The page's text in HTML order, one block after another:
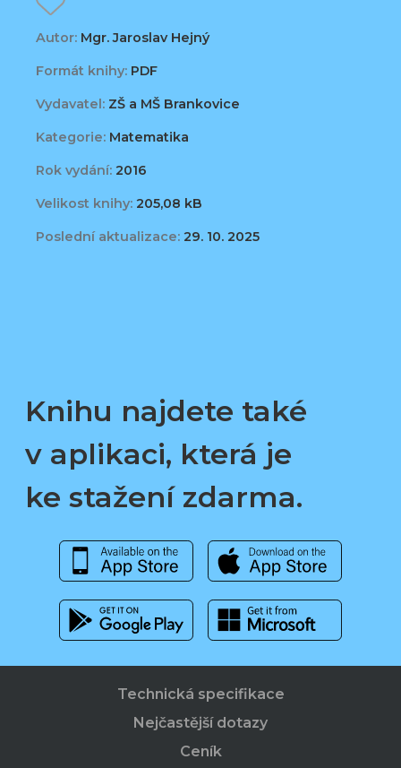
Autor: Mgr. Jaroslav Hejný
Formát knihy: PDF
Vydavatel: ZŠ a MŠ Brankovice
Kategorie: Matematika
Rok vydání: 2016
Velikost knihy: 205,08 kB
Poslední aktualizace: 29. 10. 2025
Knihu najdete také
v aplikaci, která je
ke stažení zdarma.
Technická specifikace
Nejčastější dotazy
Ceník